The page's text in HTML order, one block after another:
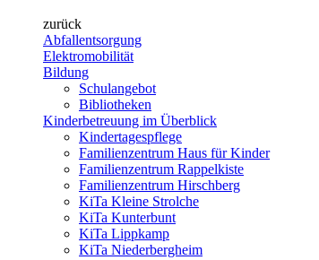
zurück
Abfallentsorgung
Elektromobilität
Bildung
Schulangebot
Bibliotheken
Kinderbetreuung im Überblick
Kindertagespflege
Familienzentrum Haus für Kinder
Familienzentrum Rappelkiste
Familienzentrum Hirschberg
KiTa Kleine Strolche
KiTa Kunterbunt
KiTa Lippkamp
KiTa Niederbergheim